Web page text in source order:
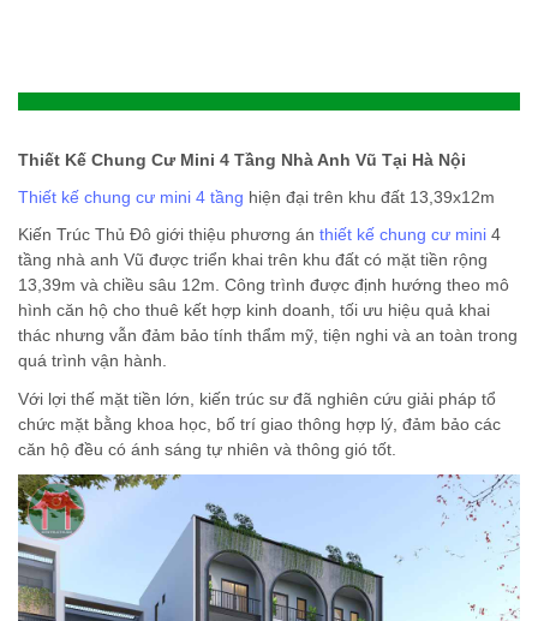
Thiết Kế Chung Cư Mini 4 Tầng Nhà Anh Vũ Tại Hà Nội
Thiết kế chung cư mini 4 tầng hiện đại trên khu đất 13,39x12m
Kiến Trúc Thủ Đô giới thiệu phương án thiết kế chung cư mini 4
tầng nhà anh Vũ được triển khai trên khu đất có mặt tiền rộng
13,39m và chiều sâu 12m. Công trình được định hướng theo mô
hình căn hộ cho thuê kết hợp kinh doanh, tối ưu hiệu quả khai
thác nhưng vẫn đảm bảo tính thẩm mỹ, tiện nghi và an toàn trong
quá trình vận hành.
Với lợi thế mặt tiền lớn, kiến trúc sư đã nghiên cứu giải pháp tổ
chức mặt bằng khoa học, bố trí giao thông hợp lý, đảm bảo các
căn hộ đều có ánh sáng tự nhiên và thông gió tốt.